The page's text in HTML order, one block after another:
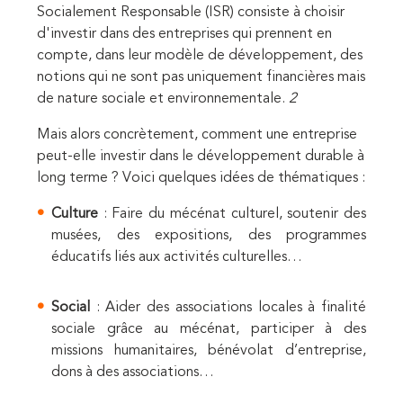
Socialement Responsable (ISR) consiste à choisir
d'investir dans des entreprises qui prennent en
compte, dans leur modèle de développement, des
notions qui ne sont pas uniquement financières mais
de nature sociale et environnementale. 2
Mais alors concrètement, comment une entreprise
peut-elle investir dans le développement durable à
long terme ? Voici quelques idées de thématiques :
Culture : Faire du mécénat culturel, soutenir des
musées, des expositions, des programmes
éducatifs liés aux activités culturelles…
Social
: Aider des associations locales à finalité
sociale grâce au mécénat, participer à des
missions humanitaires, bénévolat d’entreprise,
dons à des associations…